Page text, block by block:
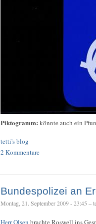
Piktogramm: könnte auch ein
tetti's blog
2 Kommentare
Bundespolizei an
Montag, 21. September 2009 - 23:45 –
Herr Olsen brachte Roswell ins